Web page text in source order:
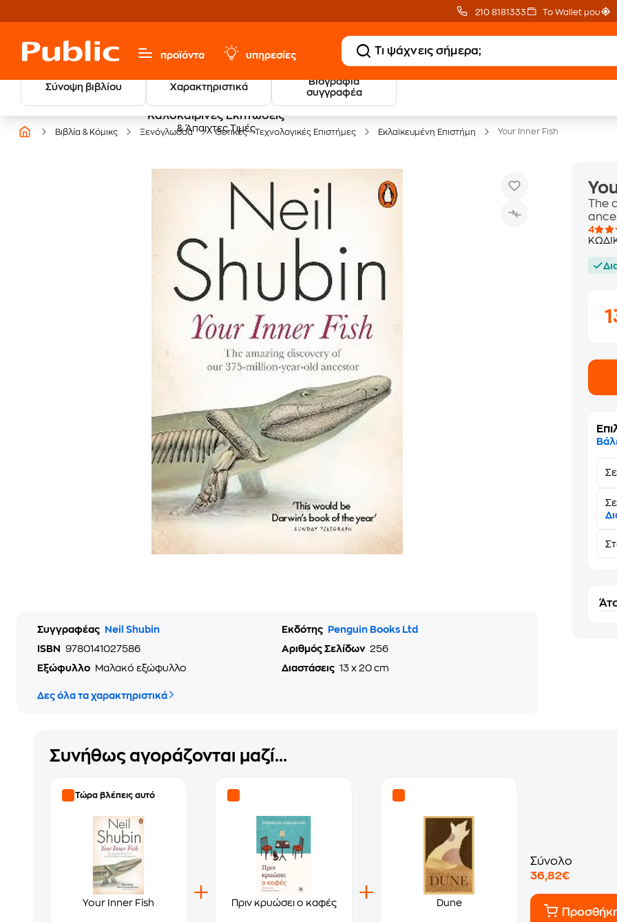
210 8181333 Το Wallet μου
προϊόντα υπηρεσίες
Σύνοψη βιβλίου Χαρακτηριστικά
Βιογραφία
συγγραφέα
Καλοκαιρινές Εκπτώσεις
& Άπαιχτες Τιμές
20 € Public επιστροφή
με Snappi
Βιβλία & Κόμικς Ξενόγλωσσα Θετικές - Τεχνολογικές Επιστήμες Εκλαϊκευμένη Επιστήμη Your Inner Fish
Συγγραφέας Neil Shubin Εκδότης
Penguin Books Ltd
ISBN
9780141027586 Αριθμός Σελίδων 256
Εξώφυλλο
Μαλακό εξώφυλλο Διαστάσεις 13 x 20 cm
Δες όλα τα χαρακτηριστικά
The
4
Συνήθως αγοράζονται μαζί...
Τώρα βλέπεις αυτό
Your Inner Fish Πριν κρυώσει ο καφές Dune
Σύνολο
36,82€